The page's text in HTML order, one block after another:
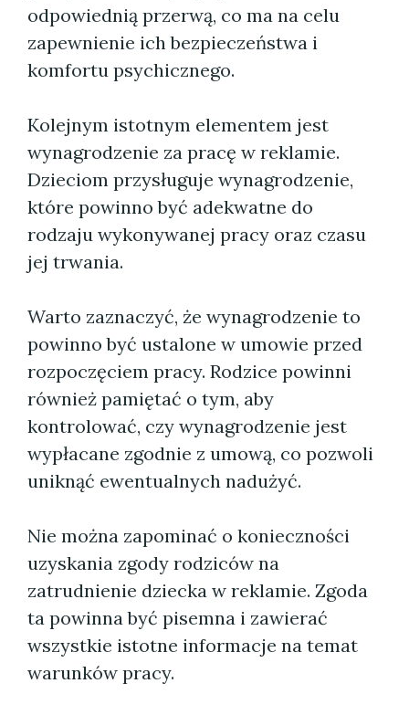
odpowiednią przerwą, co ma na celu
zapewnienie ich bezpieczeństwa i
komfortu psychicznego.
Kolejnym istotnym elementem jest
wynagrodzenie za pracę w reklamie.
Dzieciom przysługuje wynagrodzenie,
które powinno być adekwatne do
rodzaju wykonywanej pracy oraz czasu
jej trwania.
Warto zaznaczyć, że wynagrodzenie to
powinno być ustalone w umowie przed
rozpoczęciem pracy. Rodzice powinni
również pamiętać o tym, aby
kontrolować, czy wynagrodzenie jest
wypłacane zgodnie z umową, co pozwoli
uniknąć ewentualnych nadużyć.
Nie można zapominać o konieczności
uzyskania zgody rodziców na
zatrudnienie dziecka w reklamie. Zgoda
ta powinna być pisemna i zawierać
wszystkie istotne informacje na temat
warunków pracy.